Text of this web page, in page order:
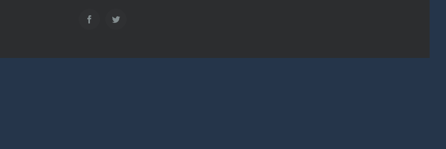
FacebookTwitter